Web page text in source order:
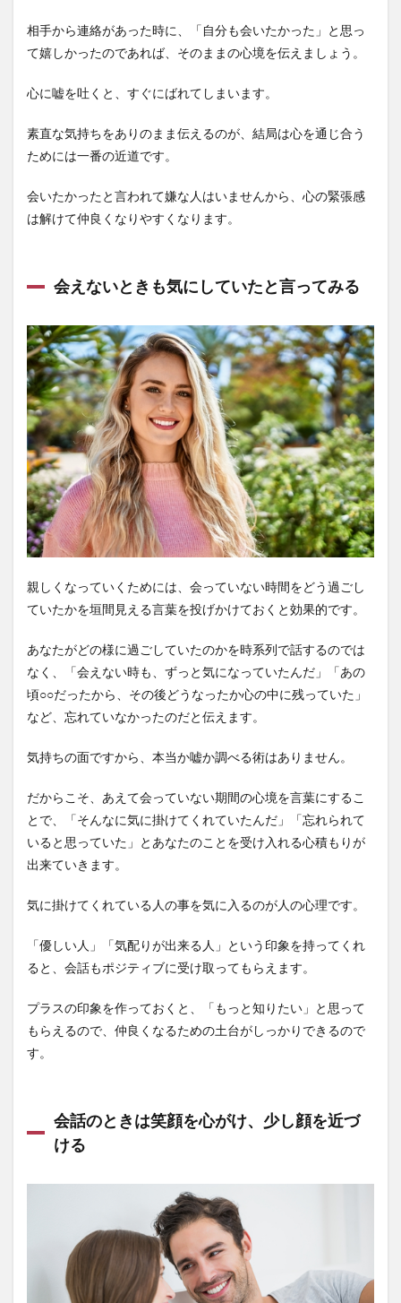
相手から連絡があった時に、「自分も会いたかった」と思っ
て嬉しかったのであれば、そのままの心境を伝えましょう。
心に嘘を吐くと、すぐにばれてしまいます。
素直な気持ちをありのまま伝えるのが、結局は心を通じ合う
ためには一番の近道です。
会いたかったと言われて嫌な人はいませんから、心の緊張感
は解けて仲良くなりやすくなります。
会えないときも気にしていたと言ってみる
親しくなっていくためには、会っていない時間をどう過ごし
ていたかを垣間見える言葉を投げかけておくと効果的です。
あなたがどの様に過ごしていたのかを時系列で話するのでは
なく、「会えない時も、ずっと気になっていたんだ」「あの
頃○○だったから、その後どうなったか心の中に残っていた」
など、忘れていなかったのだと伝えます。
気持ちの面ですから、本当か嘘か調べる術はありません。
だからこそ、あえて会っていない期間の心境を言葉にするこ
とで、「そんなに気に掛けてくれていたんだ」「忘れられて
いると思っていた」とあなたのことを受け入れる心積もりが
出来ていきます。
気に掛けてくれている人の事を気に入るのが人の心理です。
「優しい人」「気配りが出来る人」という印象を持ってくれ
ると、会話もポジティブに受け取ってもらえます。
プラスの印象を作っておくと、「もっと知りたい」と思って
もらえるので、仲良くなるための土台がしっかりできるので
す。
会話のときは笑顔を心がけ、少し顔を近づ
ける